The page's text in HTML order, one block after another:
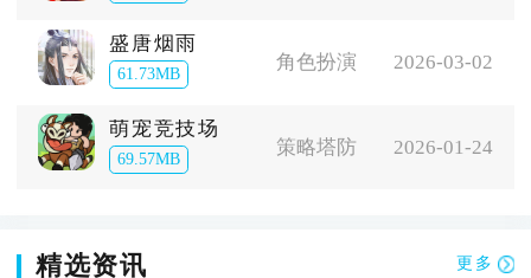
盛唐烟雨
61.73MB
角色扮演 2026-03-02
萌宠竞技场
69.57MB
策略塔防 2026-01-24
精选资讯 更多